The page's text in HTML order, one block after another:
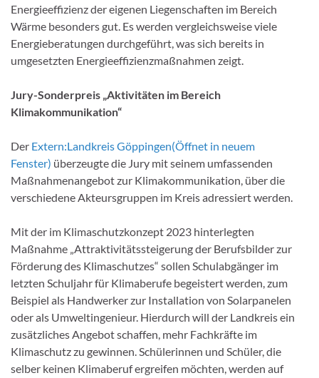
Energieeffizienz der eigenen Liegenschaften im Bereich
Wärme besonders gut. Es werden vergleichsweise viele
Energieberatungen durchgeführt, was sich bereits in
umgesetzten Energieeffizienzmaßnahmen zeigt.
Jury-Sonderpreis „Aktivitäten im Bereich
Klimakommunikation“
Der Extern:Landkreis Göppingen(Öffnet in neuem
Fenster) überzeugte die Jury mit seinem umfassenden
Maßnahmenangebot zur Klimakommunikation, über die
verschiedene Akteursgruppen im Kreis adressiert werden.
Mit der im Klimaschutzkonzept 2023 hinterlegten
Maßnahme „Attraktivitätssteigerung der Berufsbilder zur
Förderung des Klimaschutzes“ sollen Schulabgänger im
letzten Schuljahr für Klimaberufe begeistert werden, zum
Beispiel als Handwerker zur Installation von Solarpanelen
oder als Umweltingenieur. Hierdurch will der Landkreis ein
zusätzliches Angebot schaffen, mehr Fachkräfte im
Klimaschutz zu gewinnen. Schülerinnen und Schüler, die
selber keinen Klimaberuf ergreifen möchten, werden auf